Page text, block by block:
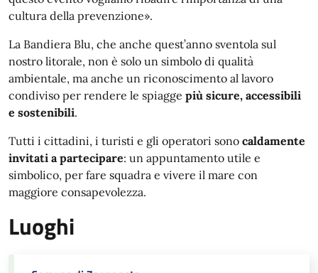
cultura della prevenzione».
La Bandiera Blu, che anche quest’anno sventola sul
nostro litorale, non è solo un simbolo di qualità
ambientale, ma anche un riconoscimento al lavoro
condiviso per rendere le spiagge più sicure, accessibili
e sostenibili.
Tutti i cittadini, i turisti e gli operatori sono caldamente
invitati a partecipare: un appuntamento utile e
simbolico, per fare squadra e vivere il mare con
maggiore consapevolezza.
Luoghi